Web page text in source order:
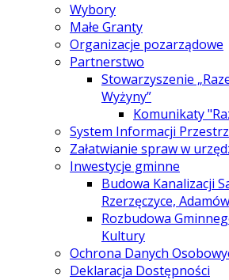
Wybory
Małe Granty
Organizacje pozarządowe
Partnerstwo
Stowarzyszenie
Wyżyny”
Komunikaty
System Informacji
Załatwianie spraw w
Inwestycje gminne
Budowa Kanalizacji
Rzerzęczyce, Adamów
Rozbudowa
Kultury
Ochrona Danych
Deklaracja Dostępności